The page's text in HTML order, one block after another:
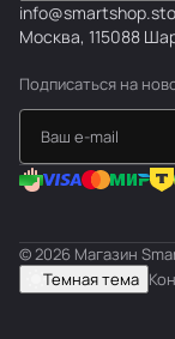
Москва, 115088
Подписаться на
© 2026 Магазин
Темная тема